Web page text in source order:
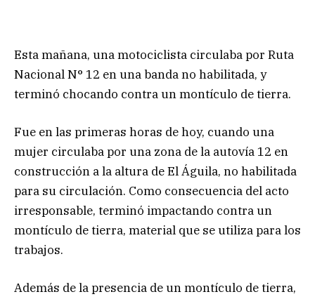
Esta mañana, una motociclista circulaba por Ruta
Nacional N° 12 en una banda no habilitada, y
terminó chocando contra un montículo de tierra.
Fue en las primeras horas de hoy, cuando una
mujer circulaba por una zona de la autovía 12 en
construcción a la altura de El Águila, no habilitada
para su circulación. Como consecuencia del acto
irresponsable, terminó impactando contra un
montículo de tierra, material que se utiliza para los
trabajos.
Además de la presencia de un montículo de tierra,